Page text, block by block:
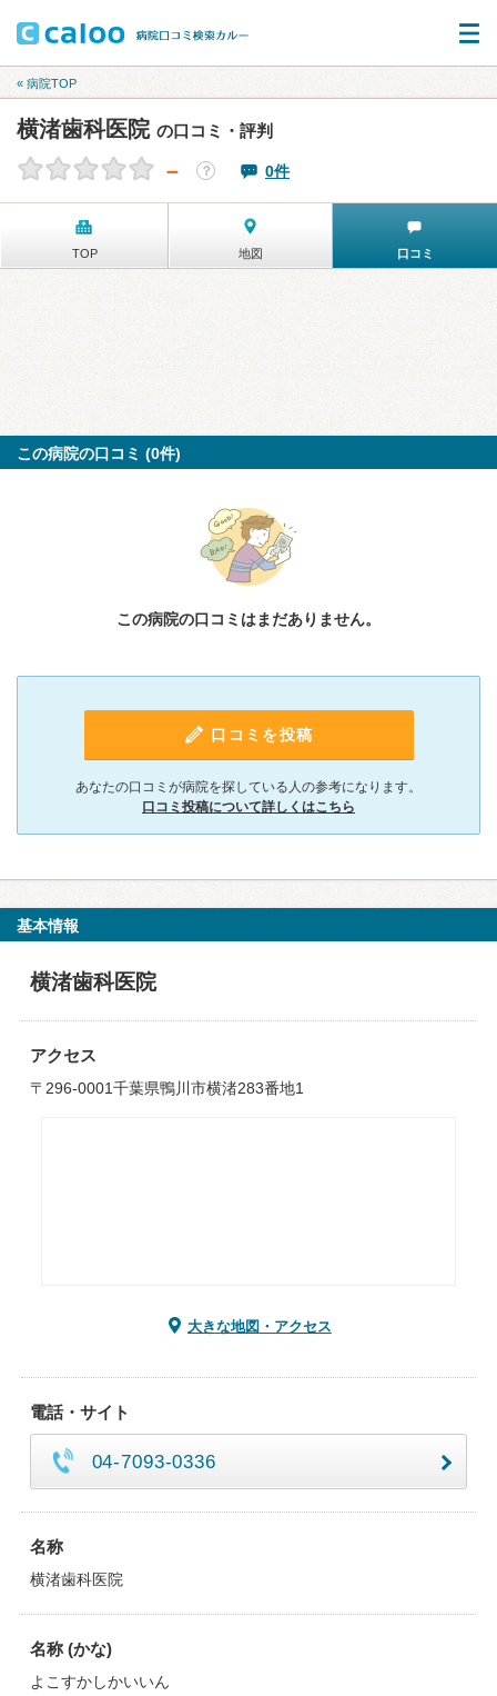
« 病院TOP
横渚歯科医院 の口コミ・評判
－ ？ 0件
TOP 地図 口コミ
この病院の口コミ (0件)
この病院の口コミはまだありません。
口コミを投稿
あなたの口コミが病院を探している人の参考になります。
口コミ投稿について詳しくはこちら
基本情報
横渚歯科医院
アクセス
〒296-0001千葉県鴨川市横渚283番地1
大きな地図・アクセス
電話・サイト
04-7093-0336
名称
横渚歯科医院
名称 (かな)
よこすかしかいいん